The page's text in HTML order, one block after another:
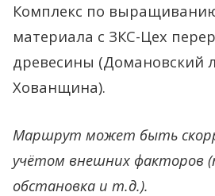
Комплекс по
материала с ЗКС-Цех
древесины (Домановский
Хованщина).
Маршрут может быть
учётом внешних факторов
обстановка и т.д.).